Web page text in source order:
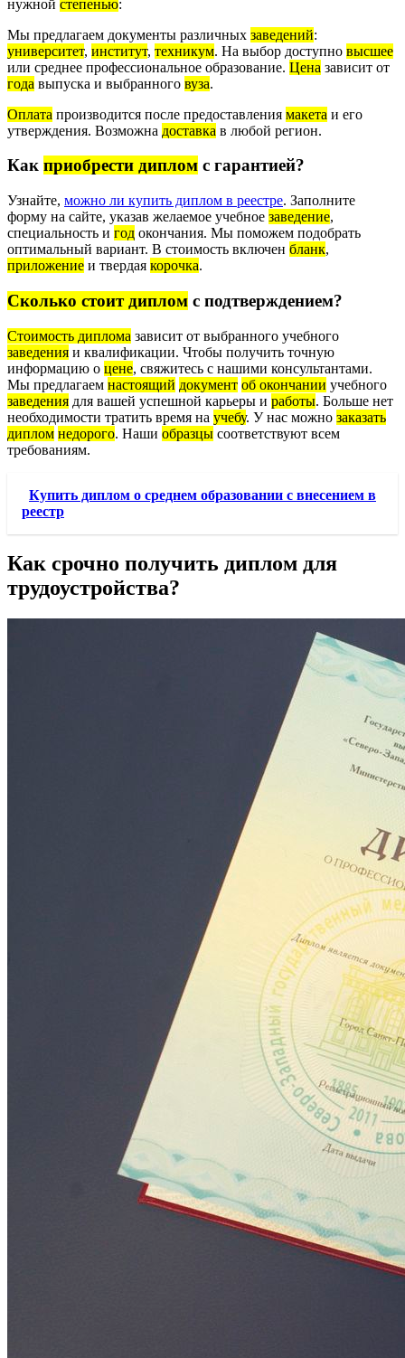
нужной степенью:
Мы предлагаем документы различных заведений:
университет, институт, техникум. На выбор доступно высшее
или среднее профессиональное образование. Цена зависит от
года выпуска и выбранного вуза.
Оплата производится после предоставления макета и его
утверждения. Возможна доставка в любой регион.
Как приобрести диплом с гарантией?
Узнайте, можно ли купить диплом в реестре. Заполните
форму на сайте, указав желаемое учебное заведение,
специальность и год окончания. Мы поможем подобрать
оптимальный вариант. В стоимость включен бланк,
приложение и твердая корочка.
Сколько стоит диплом с подтверждением?
Стоимость диплома зависит от выбранного учебного
заведения и квалификации. Чтобы получить точную
информацию о цене, свяжитесь с нашими консультантами.
Мы предлагаем настоящий документ об окончании учебного
заведения для вашей успешной карьеры и работы. Больше нет
необходимости тратить время на учебу. У нас можно заказать
диплом недорого. Наши образцы соответствуют всем
требованиям.
Купить диплом о среднем образовании с внесением в
реестр
Как срочно получить диплом для
трудоустройства?